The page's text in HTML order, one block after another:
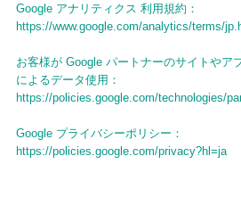
Google アナリティクス 利用規約：
https://www.google.com/analytics/terms/
お客様が Google パートナーのサイトやア
によるデータ使用：
https://policies.google.com/technologies/
Google プライバシーポリシー：
https://policies.google.com/privacy?hl=ja